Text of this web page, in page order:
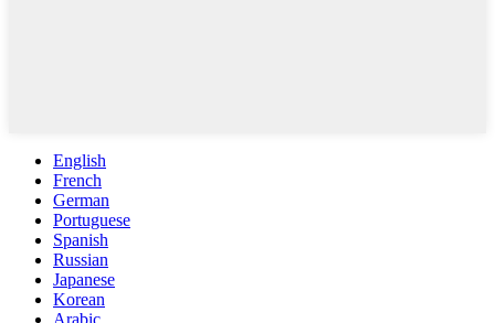
English
French
German
Portuguese
Spanish
Russian
Japanese
Korean
Arabic